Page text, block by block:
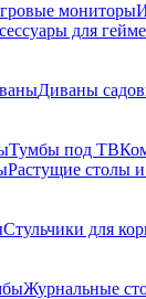
мониторы
для
Диваны
Тумбы под ТВ
Растущие столы
Стульчики для
Журнальные